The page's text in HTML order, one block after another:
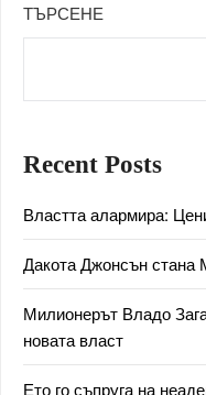
ТЪРСЕНЕ
Recent Posts
Властта алармира:
Дакота Джонсън
Милионерът Владо
новата власт
Ето го съпруга на